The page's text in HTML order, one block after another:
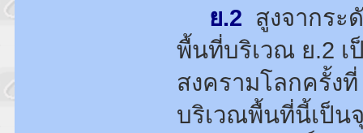
ย.2 สูงจากระ
พื้นที่บริเวณ ย.2
สงครามโลกครั้ง
บริเวณพื้นที่นี้เป็น